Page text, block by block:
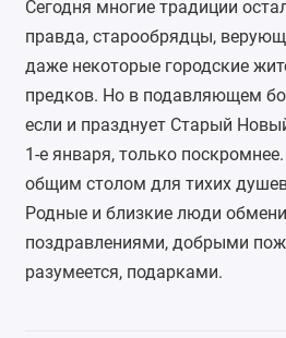
Сегодня многие традиции
правда, старообрядцы,
даже некоторые городские
предков. Но в подавляющем
если и празднует Старый
1-е января, только
общим столом для тихих
Родные и близкие люди
поздравлениями, добрыми
разумеется, подарками.